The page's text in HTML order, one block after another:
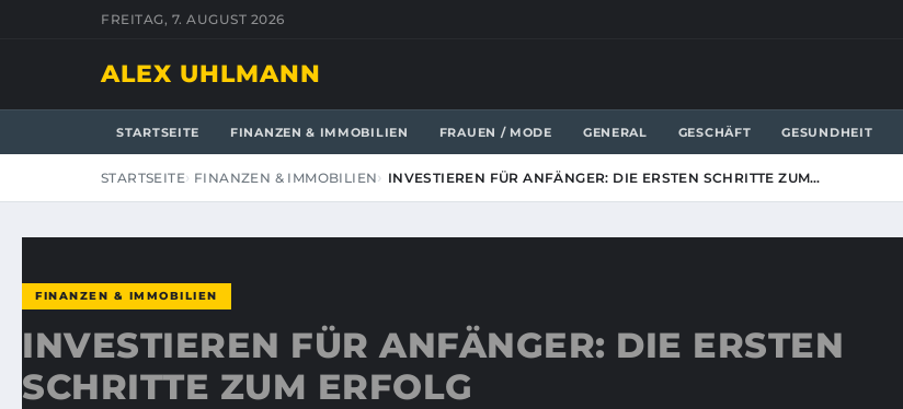
FREITAG, 7. AUGUST 2026
ALEX UHLMANN
STARTSEITE FINANZEN & IMMOBILIEN FRAUEN / MODE GENERAL GESCHÄFT GESUNDHEIT
STARTSEITE FINANZEN & IMMOBILIEN INVESTIEREN FÜR ANFÄNGER: DIE ERSTEN SCHRITTE ZUM…
FINANZEN & IMMOBILIEN
INVESTIEREN FÜR ANFÄNGER: DIE ERSTEN
SCHRITTE ZUM ERFOLG